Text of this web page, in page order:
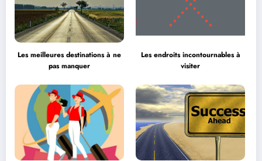
Les meilleures destinations à ne
pas manquer
Les endroits incontournables à
visiter